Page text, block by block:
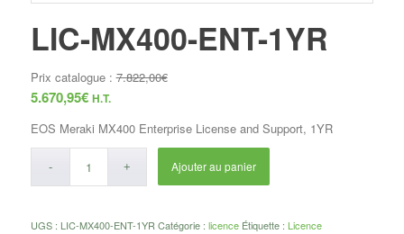
LIC-MX400-ENT-1YR
Prix catalogue :7.822,00€
5.670,95€ H.T.
EOS Meraki MX400 Enterprise License and Support, 1YR
Ajouter au panier
UGS : LIC-MX400-ENT-1YR Catégorie : licence Étiquette : Licence